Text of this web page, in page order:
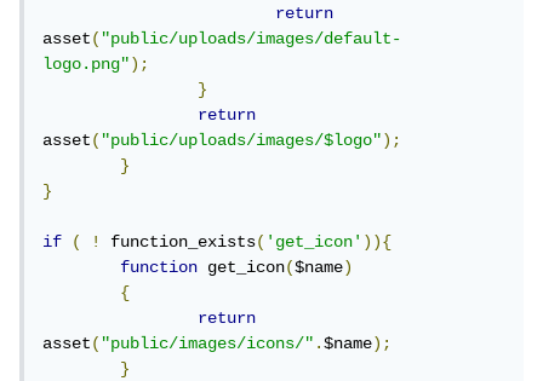
return
asset("public/uploads/images/default-
logo.png");
}
return
asset("public/uploads/images/$logo");
}
}
if ( ! function_exists('get_icon')){
function get_icon($name)
{
return
asset("public/images/icons/".$name);
}